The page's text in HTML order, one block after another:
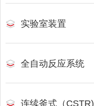
实验室装置
全自动反应系统
连续釜式（CSTR)